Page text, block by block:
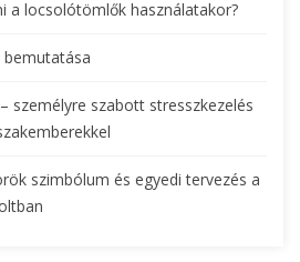
a locsolótömlők használatakor?
bemutatása
személyre szabott stresszkezelés
szimbólum és egyedi tervezés a